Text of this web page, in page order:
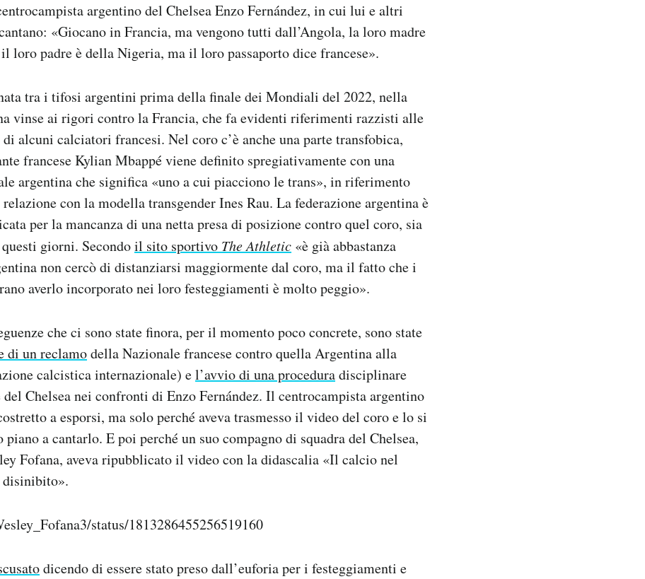
argentino del Chelsea Enzo Fernández, in cui lui e altri
«Giocano in Francia, ma vengono tutti dall’Angola, la loro madre
loro padre è della Nigeria, ma il loro passaporto dice francese».
tra i tifosi argentini prima della finale dei Mondiali del 2022, nella
vinse ai rigori contro la Francia, che fa evidenti riferimenti razzisti alle
alcuni calciatori francesi. Nel coro c’è anche una parte transfobica,
francese Kylian Mbappé viene definito spregiativamente con una
argentina che significa «uno a cui piacciono le trans», in riferimento
relazione con la modella transgender Ines Rau. La federazione argentina è
per la mancanza di una netta presa di posizione contro quel coro, sia
giorni. Secondoil sito sportivo The Athletic «è già abbastanza
non cercò di distanziarsi maggiormente dal coro, ma il fatto che i
averlo incorporato nei loro festeggiamenti è molto peggio».
che ci sono state finora, per il momento poco concrete, sono state
di un reclamodella Nazionale francese contro quella Argentina alla
calcistica internazionale) el’avvio di una proceduradisciplinare
del Chelsea nei confronti di Enzo Fernández. Il centrocampista argentino
a esporsi, ma solo perché aveva trasmesso il video del coro e lo si
a cantarlo. E poi perché un suo compagno di squadra del Chelsea,
Fofana, aveva ripubblicato il video con la didascalia «Il calcio nel
disinibito».
status/1813286455256519160
dicendo di essere stato preso dall’euforia per i festeggiamenti e